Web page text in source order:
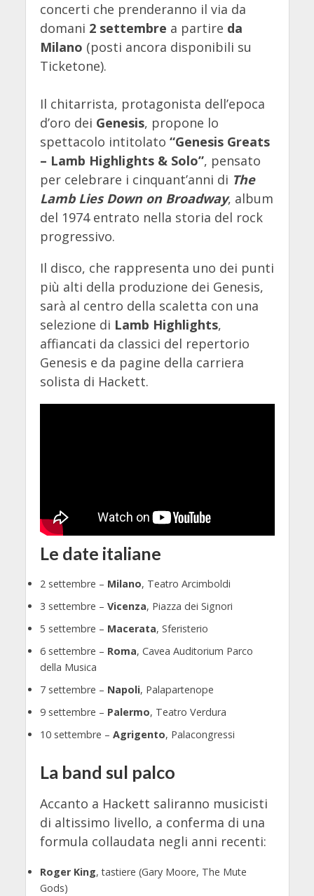
concerti che prenderanno il via da
domani 2 settembre a partire da
Milano (posti ancora disponibili su
Ticketone).
Il chitarrista, protagonista dell’epoca
d’oro dei Genesis, propone lo
spettacolo intitolato “Genesis Greats
– Lamb Highlights & Solo”, pensato
per celebrare i cinquant’anni di The
Lamb Lies Down on Broadway, album
del 1974 entrato nella storia del rock
progressivo.
Il disco, che rappresenta uno dei punti
più alti della produzione dei Genesis,
sarà al centro della scaletta con una
selezione di Lamb Highlights,
affiancati da classici del repertorio
Genesis e da pagine della carriera
solista di Hackett.
Le date italiane
2 settembre – Milano, Teatro Arcimboldi
3 settembre – Vicenza, Piazza dei Signori
5 settembre – Macerata, Sferisterio
6 settembre – Roma, Cavea Auditorium Parco
della Musica
7 settembre – Napoli, Palapartenope
9 settembre – Palermo, Teatro Verdura
10 settembre – Agrigento, Palacongressi
La band sul palco
Accanto a Hackett saliranno musicisti
di altissimo livello, a conferma di una
formula collaudata negli anni recenti:
Roger King, tastiere (Gary Moore, The Mute
Gods)